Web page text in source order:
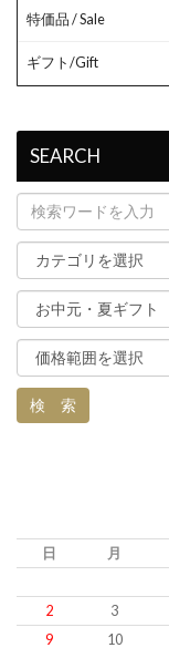
特価品 / Sale
ギフト/Gift
SEARCH
日 月
2
3
9
10